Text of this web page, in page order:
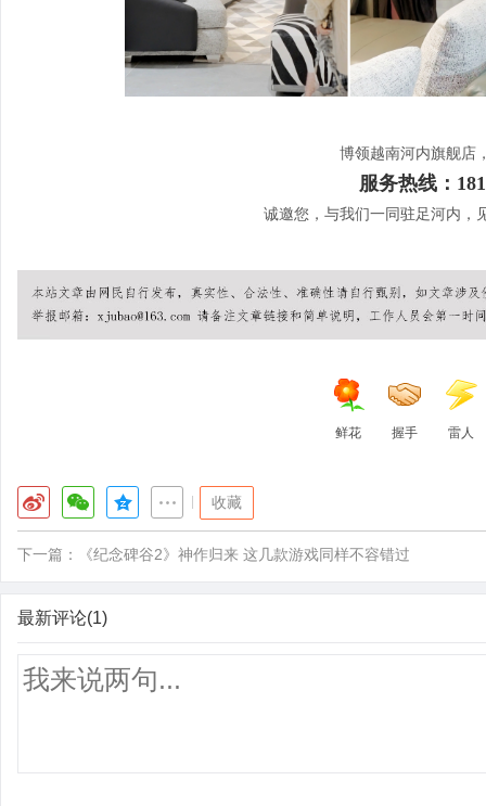
博领越南河内旗舰店
服务热线：
诚邀您，与我们一同驻足河内，
鲜花 握手 雷人
收藏
下一篇： 《纪念碑谷2》神作归来 这几款游戏同样不容错过
最新评论(1)